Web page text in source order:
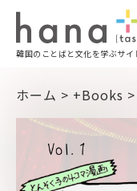
韓国のことばと文化を学ぶサイ
ホーム > +Books >